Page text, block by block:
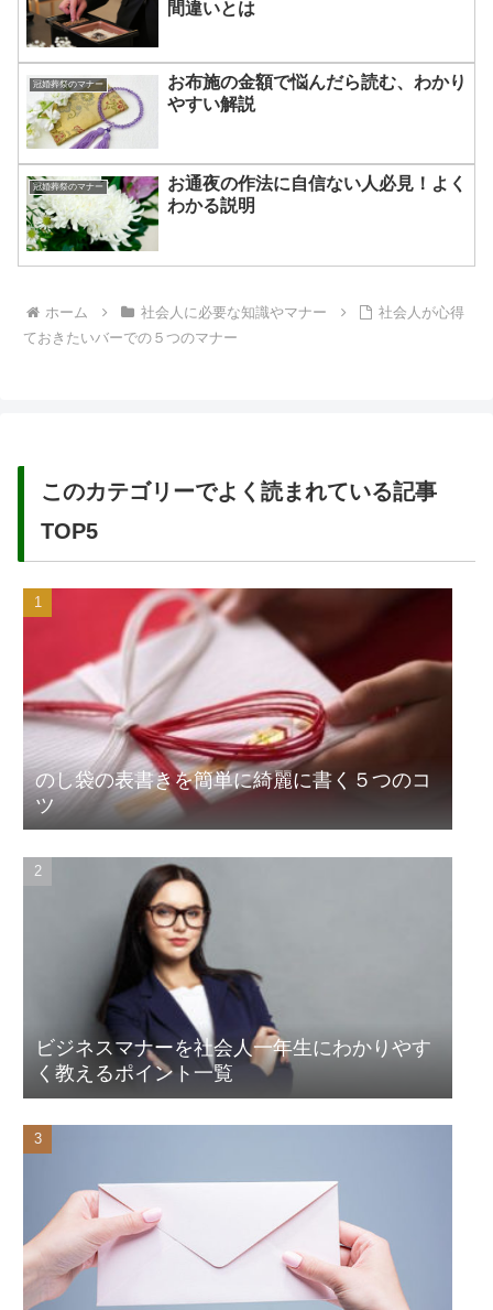
間違いとは
冠婚葬祭のマナー
お布施の金額で悩んだら読む、わかり
やすい解説
冠婚葬祭のマナー
お通夜の作法に自信ない人必見！よく
わかる説明
ホーム 社会人に必要な知識やマナー
社会人が心得
ておきたいバーでの５つのマナー
このカテゴリーでよく読まれている記事
TOP5
のし袋の表書きを簡単に綺麗に書く５つのコ
ツ
ビジネスマナーを社会人一年生にわかりやす
く教えるポイント一覧